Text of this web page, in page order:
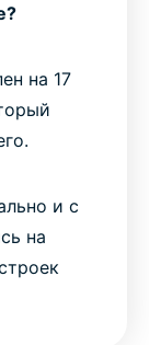
на 17
и с
на